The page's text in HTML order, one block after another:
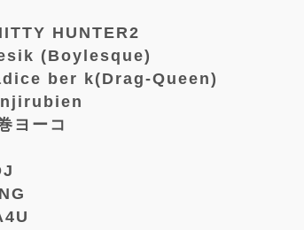
HUNTER2
(Boylesque)
ber k(Drag-Queen)
ヨーコ